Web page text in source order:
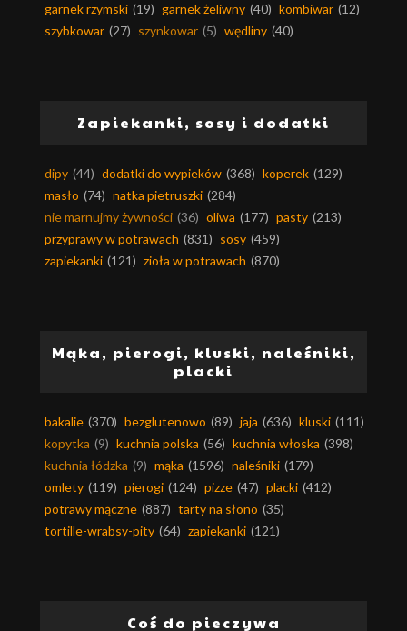
garnek rzymski (19) garnek żeliwny (40) kombiwar (12)
szybkowar (27) szynkowar (5) wędliny (40)
Zapiekanki, sosy i dodatki
dipy (44) dodatki do wypieków (368) koperek (129)
masło (74) natka pietruszki (284)
nie marnujmy żywności (36) oliwa (177) pasty (213)
przyprawy w potrawach (831) sosy (459)
zapiekanki (121) zioła w potrawach (870)
Mąka, pierogi, kluski, naleśniki,
placki
bakalie (370) bezglutenowo (89) jaja (636) kluski (111)
kopytka (9) kuchnia polska (56) kuchnia włoska (398)
kuchnia łódzka (9) mąka (1596) naleśniki (179)
omlety (119) pierogi (124) pizze (47) placki (412)
potrawy mączne (887) tarty na słono (35)
tortille-wrabsy-pity (64) zapiekanki (121)
Coś do pieczywa